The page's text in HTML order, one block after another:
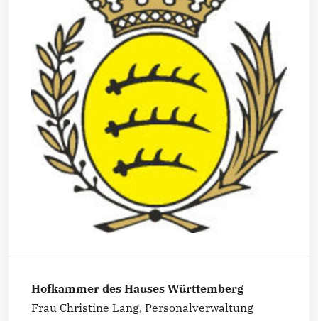
Hofkammer des Hauses Württemberg
Frau Christine Lang, Personalverwaltung